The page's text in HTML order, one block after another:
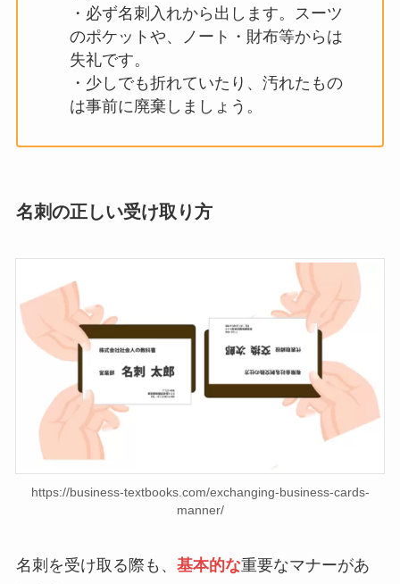
・必ず名刺入れから出します。スーツ
のポケットや、ノート・財布等からは
失礼です。
・少しでも折れていたり、汚れたもの
は事前に廃棄しましょう。
名刺の正しい受け取り方
https://business-textbooks.com/exchanging-business-cards-
manner/
名刺を受け取る際も、 基本的な重要なマナーがあ